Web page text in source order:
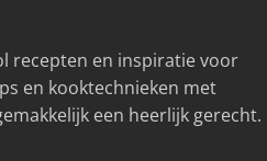
recepten en inspiratie voor
en kooktechnieken met
een heerlijk gerecht.